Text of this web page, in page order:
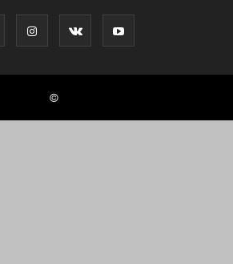
©